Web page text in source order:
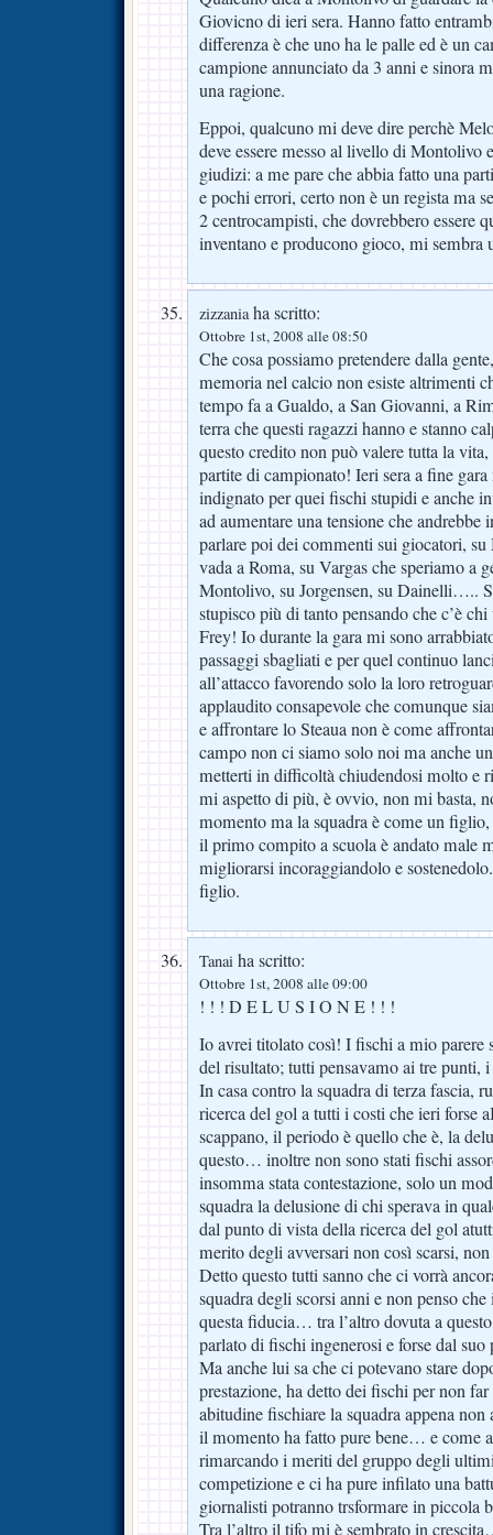
Giovicno di ieri sera. Hanno fatto
differenza è che uno ha le palle ed è un
campione annunciato da 3 anni e sinora
una ragione.
Eppoi, qualcuno mi deve dire perchè
deve essere messo al livello di Montolivo
giudizi: a me pare che abbia fatto una
e pochi errori, certo non è un regista ma
2 centrocampisti, che dovrebbero essere
inventano e producono gioco, mi sembra
zizzaniaha scritto:
Ottobre 1st, 2008 alle 08:50
Che cosa possiamo pretendere dalla
memoria nel calcio non esiste altrimenti
tempo fa a Gualdo, a San Giovanni, a
terra che questi ragazzi hanno e stanno
questo credito non può valere tutta la
partite di campionato! Ieri sera a fine
indignato per quei fischi stupidi e anche
ad aumentare una tensione che andrebbe
parlare poi dei commenti sui giocatori,
vada a Roma, su Vargas che speriamo a
Montolivo, su Jorgensen, su Dainelli…..
stupisco più di tanto pensando che c’è
Frey! Io durante la gara mi sono
passaggi sbagliati e per quel continuo
all’attacco favorendo solo la loro
applaudito consapevole che comunque
e affrontare lo Steaua non è come
campo non ci siamo solo noi ma anche
metterti in difficoltà chiudendosi molto e
mi aspetto di più, è ovvio, non mi basta,
momento ma la squadra è come un
il primo compito a scuola è andato male
migliorarsi incoraggiandolo e
figlio.
Tanai ha scritto:
Ottobre 1st, 2008 alle 09:00
! ! ! D E L U S I O N E ! ! !
Io avrei titolato così! I fischi a mio parere
del risultato; tutti pensavamo ai tre punti,
In casa contro la squadra di terza fascia,
ricerca del gol a tutti i costi che ieri forse
scappano, il periodo è quello che è, la
questo… inoltre non sono stati fischi
insomma stata contestazione, solo un
squadra la delusione di chi sperava in
dal punto di vista della ricerca del gol
merito degli avversari non così scarsi,
Detto questo tutti sanno che ci vorrà
squadra degli scorsi anni e non penso
questa fiducia… tra l’altro dovuta a
parlato di fischi ingenerosi e forse dal
Ma anche lui sa che ci potevano stare
prestazione, ha detto dei fischi per non
abitudine fischiare la squadra appena
il momento ha fatto pure bene… e come
rimarcando i meriti del gruppo degli
competizione e ci ha pure infilato una
giornalisti potranno trsformare in piccola
Tra l’altro il tifo mi è sembrato in